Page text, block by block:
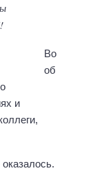
Во
об
и